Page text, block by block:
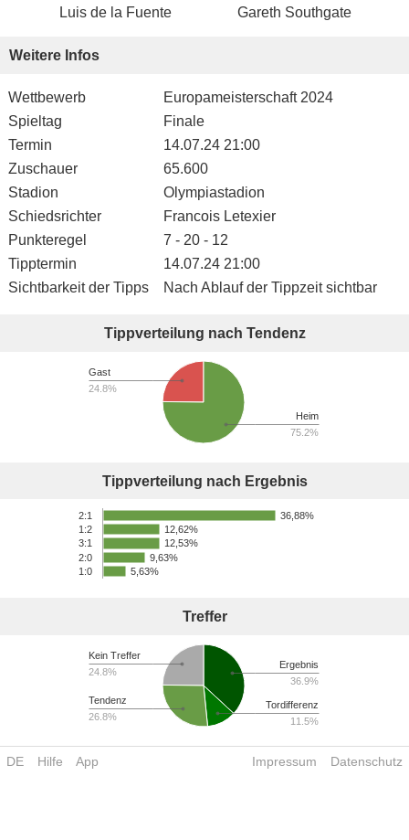
Luis de la Fuente
Gareth Southgate
Weitere Infos
Wettbewerb
Europameisterschaft 2024
Spieltag
Finale
Termin
14.07.24 21:00
Zuschauer
65.600
Stadion
Olympiastadion
Schiedsrichter
Francois Letexier
Punkteregel
7 - 20 - 12
Tipptermin
14.07.24 21:00
Sichtbarkeit der Tipps
Nach Ablauf der Tippzeit sichtbar
Tippverteilung nach Tendenz
Heim
75.2%
Gast
24.8%
Tippverteilung nach Ergebnis
2:1
1:2
3:1
2:0
1:0
36,88%
12,62%
12,53%
9,63%
5,63%
Treffer
Ergebnis
36.9%
Tordifferenz
11.5%
Tendenz
26.8%
Kein Treffer
24.8%
DE Hilfe App Impressum Datenschutz